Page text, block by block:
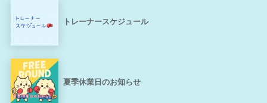
トレーナースケジュール
夏季休業日のお知らせ